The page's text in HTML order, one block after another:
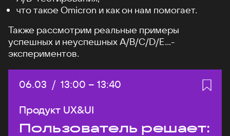
что такое Omicron и как он нам помогает.
Также рассмотрим реальные примеры
успешных и неуспешных A/B/C/D/E...-
экспериментов.
Дата:
06.03 / Начало:
13:00 – Конец:
13:40
Продукт UX&UI
Пользователь решает: